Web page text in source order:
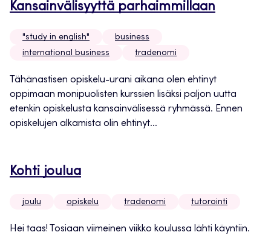
Kansainvälisyyttä parhaimmillaan
"study in english"
business
international business
tradenomi
Tähänastisen opiskelu-urani aikana olen ehtinyt
oppimaan monipuolisten kurssien lisäksi paljon uutta
etenkin opiskelusta kansainvälisessä ryhmässä. Ennen
opiskelujen alkamista olin ehtinyt...
Kohti joulua
joulu opiskelu tradenomi tutorointi
Hei taas! Tosiaan viimeinen viikko koulussa lähti käyntiin.